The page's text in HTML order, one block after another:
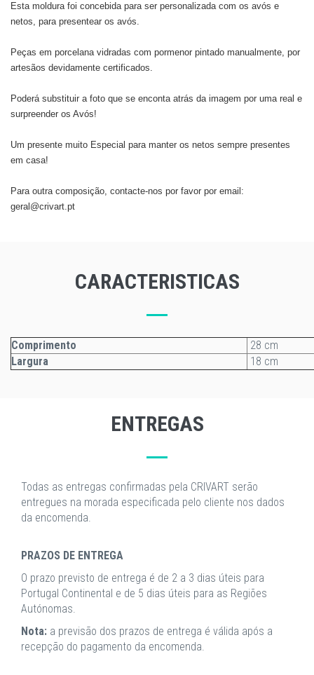
Esta moldura foi concebida para ser personalizada com os avós e
netos, para presentear os avós.
Peças em porcelana vidradas com pormenor pintado manualmente, por
artesãos devidamente certificados.
Poderá substituir a foto que se enconta atrás da imagem por uma real e
surpreender os Avós!
​Um presente muito Especial para manter os netos sempre presentes
em casa!
Para outra composição, contacte-nos por favor por email:
geral@crivart.pt
CARACTERISTICAS
Comprimento
28 cm
Largura
18 cm
ENTREGAS
Todas as entregas confirmadas pela CRIVART serão
entregues na morada especificada pelo cliente nos dados
da encomenda.
PRAZOS DE ENTREGA
O prazo previsto de entrega é de 2 a 3 dias úteis para
Portugal Continental e de 5 dias úteis para as Regiões
Autónomas.
Nota: a previsão dos prazos de entrega é válida após a
recepção do pagamento da encomenda.